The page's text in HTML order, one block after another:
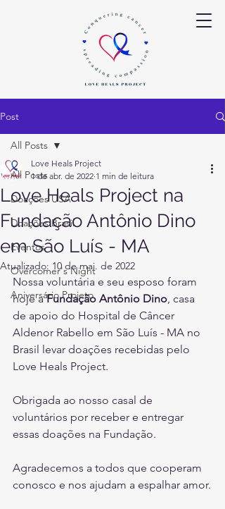
Post
All Posts
Doações USA
Doações Brasil
Eventos
Overcomer's Night
Aniversário Projeto
All Posts
Love Heals Project na
Fundação Antônio Dino
em São Luís - MA
Love Heals Project
1 de abr. de 2022 1 min de leitura
Atualizado: 10 de mai. de 2022
Nossa voluntária e seu esposo foram
hoje a Fundação Antônio Dino, casa
de apoio do Hospital de Câncer
Aldenor Rabello em São Luís - MA no
Brasil levar doações recebidas pelo
Love Heals Project.
Obrigada ao nosso casal de
voluntários por receber e entregar
essas doações na Fundação.
Agradecemos a todos que cooperam
conosco e nos ajudam a espalhar amor.